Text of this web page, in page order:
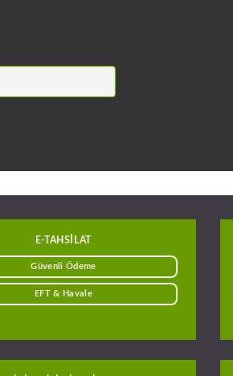
E-TAHSILAT
Güvenli Ödeme
EFT & Havale